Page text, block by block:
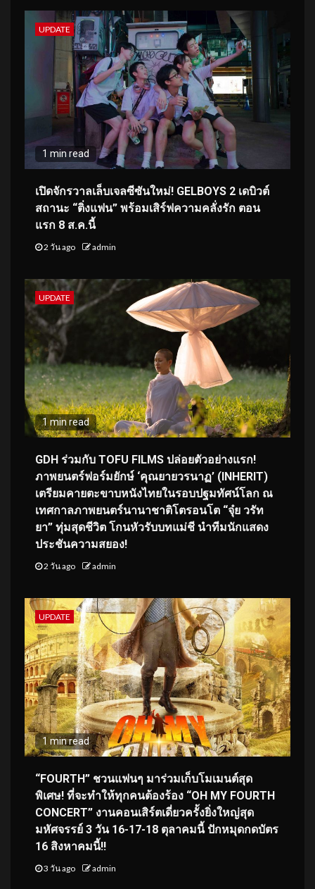
UPDATE
1 min read
เปิดจักรวาลเล็บเจลซีซันใหม่! GELBOYS 2 เดบิวต์
สถานะ “ติ่งแฟน” พร้อมเสิร์ฟความคลั่งรัก ตอน
แรก 8 ส.ค.นี้
2 วัน ago admin
UPDATE
1 min read
GDH ร่วมกับ TOFU FILMS ปล่อยตัวอย่างแรก!
ภาพยนตร์ฟอร์มยักษ์ ‘คุณยายวรนาฏ’ (INHERIT)
เตรียมคายตะขาบหนังไทยในรอบปฐมทัศน์โลก ณ
เทศกาลภาพยนตร์นานาชาติโตรอนโต “จุ๋ย วรัท
ยา” ทุ่มสุดชีวิต โกนหัวรับบทแม่ชี นำทีมนักแสดง
ประชันความสยอง!
2 วัน ago admin
UPDATE
1 min read
“FOURTH” ชวนแฟนๆ มาร่วมเก็บโมเมนต์สุด
พิเศษ! ที่จะทำให้ทุกคนต้องร้อง “OH MY FOURTH
CONCERT” งานคอนเสิร์ตเดี่ยวครั้งยิ่งใหญ่สุด
มหัศจรรย์ 3 วัน 16-17-18 ตุลาคมนี้ ปักหมุดกดบัตร
16 สิงหาคมนี้!!
3 วัน ago admin